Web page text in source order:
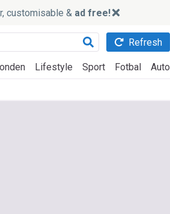
customisable & ad free!
Refresh
Lifestyle Sport Fotbal Auto